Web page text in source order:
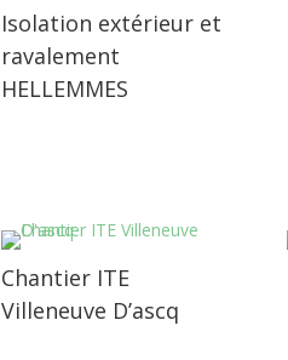
Isolation extérieur et
ravalement
HELLEMMES
Chantier ITE
Villeneuve D’ascq